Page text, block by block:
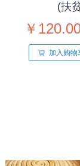
(扶
￥
加入购物